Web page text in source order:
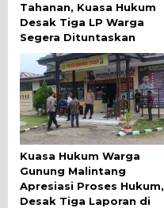
Tahanan, Kuasa Hukum
Desak Tiga LP Warga
Segera Dituntaskan
Kuasa Hukum Warga
Gunung Malintang
Apresiasi Proses Hukum,
Desak Tiga Laporan di